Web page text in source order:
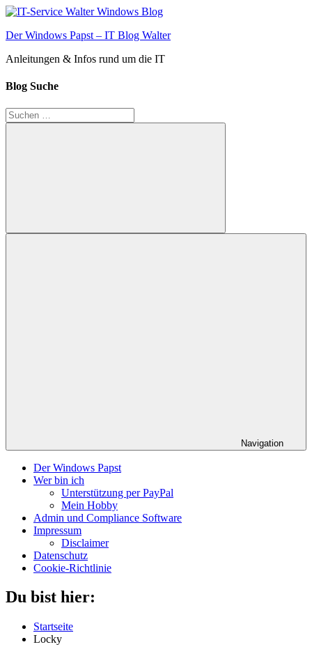
Zum
springen
Der Windows Papst – IT Blog Walter
Anleitungen & Infos rund um die IT
Blog Suche
Suchen
nach:
Suchen
Navigation
Der Windows Papst
Wer bin ich
Unterstützung per PayPal
Mein Hobby
Admin und Compliance Software
Impressum
Disclaimer
Datenschutz
Cookie-Richtlinie
Du bist hier:
Startseite
Locky